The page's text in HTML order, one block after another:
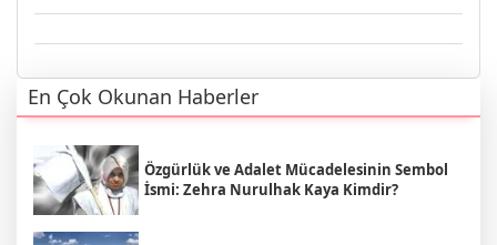
En Çok Okunan Haberler
Özgürlük ve Adalet Mücadelesinin Sembol
İsmi: Zehra Nurulhak Kaya Kimdir?